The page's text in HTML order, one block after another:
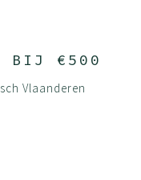
BIJ €500
Vlaanderen